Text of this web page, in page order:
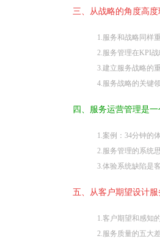
三、从战略的角度高
1.服务和战略同样
2.服务管理在KPI
3.建立服务战略的
4.服务战略的关键
四、服务运营管理是
1.案例：34分钟的
2.服务管理的系统
3.体验系统缺陷是
五、从客户期望设计
1.客户期望和感知
2.服务质量的五大